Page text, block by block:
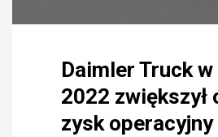
Daimler Truck
2022 zwiększył
zysk operacyjny